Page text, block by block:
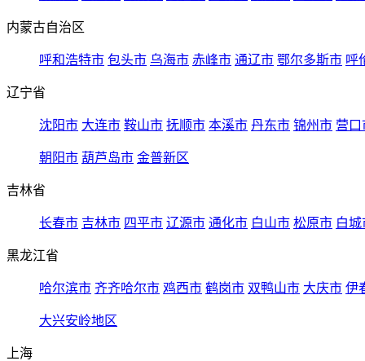
内蒙古自治区
呼和浩特市 包头市 乌海市 赤峰市 通辽市 鄂尔多斯市 呼
辽宁省
沈阳市 大连市 鞍山市 抚顺市 本溪市 丹东市 锦州市 营口
朝阳市 葫芦岛市 金普新区
吉林省
长春市 吉林市 四平市 辽源市 通化市 白山市 松原市 白城
黑龙江省
哈尔滨市 齐齐哈尔市 鸡西市 鹤岗市 双鸭山市 大庆市 伊
大兴安岭地区
上海